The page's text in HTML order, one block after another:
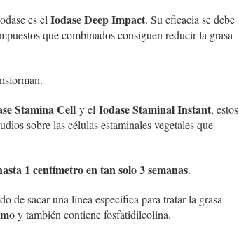
es el Iodase Deep Impact. Su eficacia se debe
que combinados consiguen reducir la grasa
Stamina Celly el Iodase Staminal Instant, estos
sobre las células estaminales vegetales que
1 centímetro en tan solo 3 semanas.
de sacar una línea específica para tratar la grasa
y también contiene fosfatidilcolina.